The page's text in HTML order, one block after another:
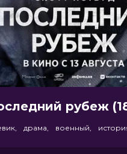
рубеж
драма, военный,